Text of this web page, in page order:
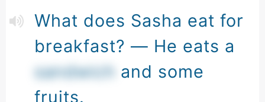
What does Sasha eat for
breakfast? — He eats a
sandwich and some
fruits.